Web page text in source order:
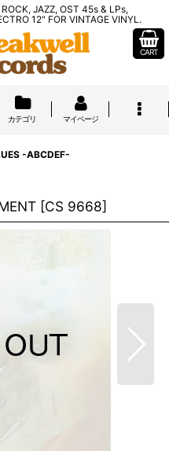
JAZZ, OST 45s & LPs,
12" FOR VINTAGE VINYL.
CART
カテゴリ マイページ
-ABCDEF-
[CS 9668]